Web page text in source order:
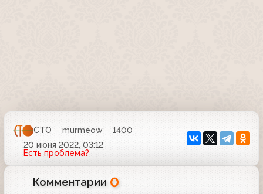
СТО murmeow
1400
20 июня 2022, 03:12
Есть проблема?
Комментарии 0